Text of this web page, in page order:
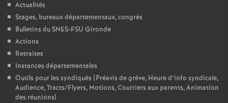
Actualités
Stages, bureaux départementaux, congrès
Bulletins du SNES-FSU Gironde
Actions
Retraites
Instances départementales
Outils pour les syndiqués (Préavis de grève, Heure d’info syndicale,
Audience, Tracts/Flyers, Motions, Courriers aux parents, Animation
des réunions)